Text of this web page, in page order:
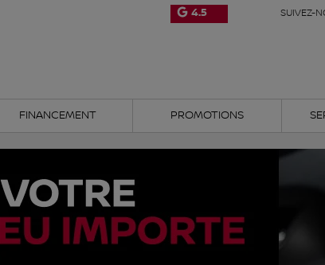
4.5 SUIVEZ-
FINANCEMENT PROMOTIONS